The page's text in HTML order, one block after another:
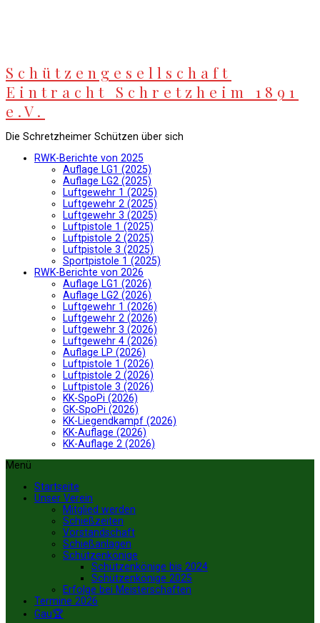
Schützengesellschaft
Eintracht Schretzheim 1891
e.V.
Die Schretzheimer Schützen über sich
RWK-Berichte von 2025
Auflage LG1 (2025)
Auflage LG2 (2025)
Luftgewehr 1 (2025)
Luftgewehr 2 (2025)
Luftgewehr 3 (2025)
Luftpistole 1 (2025)
Luftpistole 2 (2025)
Luftpistole 3 (2025)
Sportpistole 1 (2025)
RWK-Berichte von 2026
Auflage LG1 (2026)
Auflage LG2 (2026)
Luftgewehr 1 (2026)
Luftgewehr 2 (2026)
Luftgewehr 3 (2026)
Luftgewehr 4 (2026)
Auflage LP (2026)
Luftpistole 1 (2026)
Luftpistole 2 (2026)
Luftpistole 3 (2026)
KK-SpoPi (2026)
GK-SpoPi (2026)
KK-Liegendkampf (2026)
KK-Auflage (2026)
KK-Auflage 2 (2026)
Menü
Startseite
Unser Verein
Mitglied werden
Schießzeiten
Vorstandschaft
Schießanlagen
Schützenkönige
Schützenkönige bis 2024
Schützenkönige 2025
Erfolge bei Meisterschaften
Termine 2026
Gau🏆